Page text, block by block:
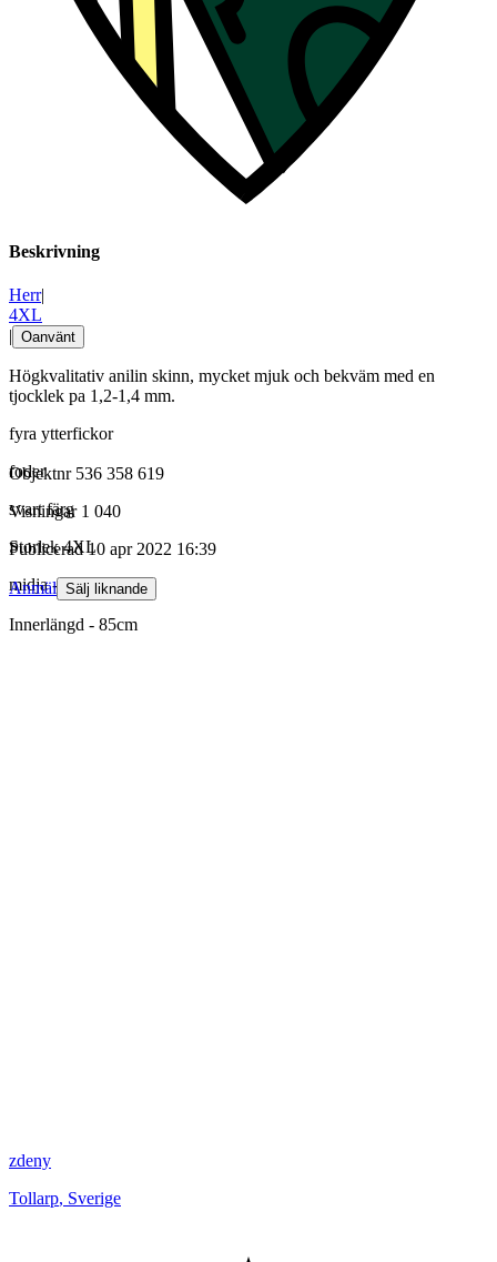
Beskrivning
Herr|
4XL
| Oanvänt
Högkvalitativ anilin skinn, mycket mjuk och bekväm med en
tjocklek pa 1,2-1,4 mm.
fyra ytterfickor
foder
svart färg
Storlek 4XL
midja -108cm
Innerlängd - 85cm
Objektnr 536 358 619
Visningar 1 040
Publicerad 10 apr 2022 16:39
Anmäl Sälj liknande
zdeny
Tollarp, Sverige